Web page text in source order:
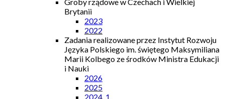
Brytanii
2023
2022
Zadania realizowane przez Instytut Rozwoju
Języka Polskiego im. świętego Maksymiliana
Marii Kolbego ze środków Ministra Edukacji
i Nauki
2026
2025
2024_1